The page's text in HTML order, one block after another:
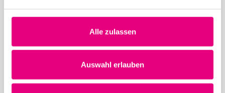
Alle zulassen
Auswahl erlauben
24. April 2026
Porter at the Rosengarten in Mannheim – Advance